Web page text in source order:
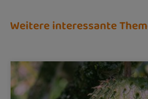
Weitere interessante